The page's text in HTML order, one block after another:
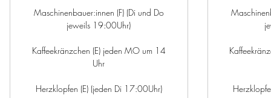
Maschinenbauer:innen (F) (Di und Do
jeweils 19:00Uhr)
Kaffeekränzchen (E) jeden MO um 14
Uhr
Herzklopfen (E) (jeden Di 17:00Uhr)